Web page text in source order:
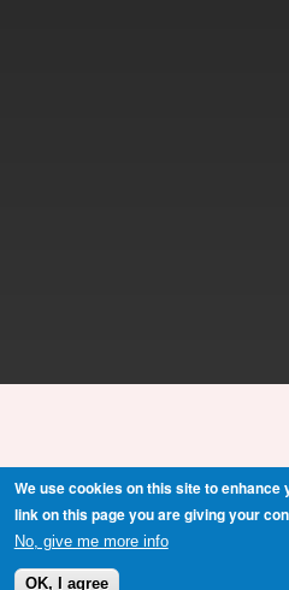
We use cookies on this site to
link on this page you are giving your
No, give me more info
OK, I agree